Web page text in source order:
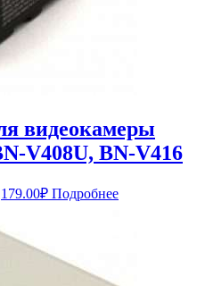
видеокамеры
V408U, BN-V416
₽Текущая
цена:
Подробнее